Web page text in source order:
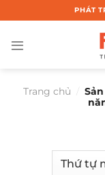
đến
dung
PHÁT
Trang chủ